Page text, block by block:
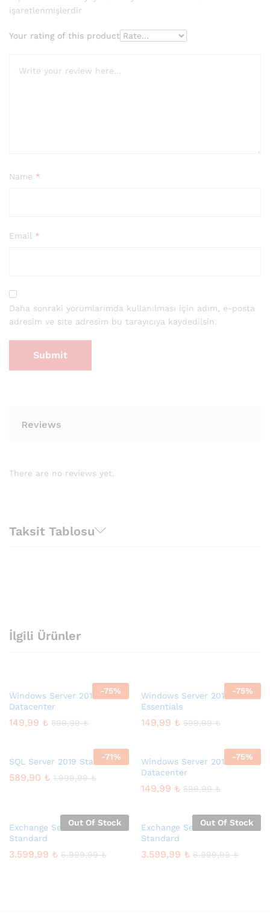
işaretlenmişlerdir
Your rating of this product
Name *
Email *
Daha sonraki yorumlarımda kullanılması için adım, e-posta
adresim ve site adresim bu tarayıcıya kaydedilsin.
Reviews
There are no reviews yet.
Taksit Tablosu
İlgili Ürünler
-75%
Windows Server 2012
Datacenter
149,99 ₺ 599,99₺
-75%
Windows Server 2012 R2
Essentials
149,99 ₺ 599,99₺
-71%
SQL Server 2019 Standard
589,90 ₺ 1.999,99₺
-75%
Windows Server 2012 R2
Datacenter
149,99 ₺ 599,99₺
Out Of Stock
Exchange Server 2016
Standard
3.599,99 ₺ 6.999,99₺
Out Of Stock
Exchange Server 2019
Standard
3.599,99 ₺ 6.999,99₺